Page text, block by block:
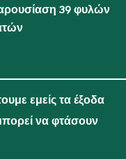
39 φυλών
εμείς τα έξοδα
να φτάσουν